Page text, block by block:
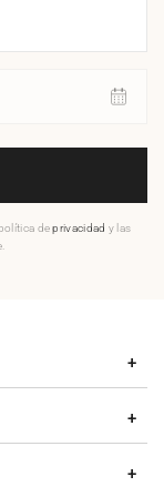
deprivacidad y las